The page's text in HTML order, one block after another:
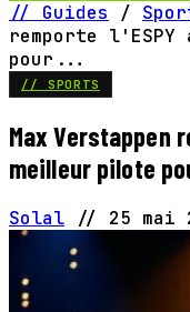
// Guides /
remporte
pour...
// SPORTS
Max Verstappen
meilleur pilote
Solal // 25 mai